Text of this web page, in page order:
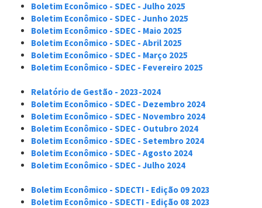
Boletim Econômico - SDEC - Julho 2025
Boletim Econômico - SDEC - Junho 2025
Boletim Econômico - SDEC - Maio 2025
Boletim Econômico - SDEC - Abril 2025
Boletim Econômico - SDEC - Março 2025
Boletim Econômico - SDEC - Fevereiro 2025
Relatório de Gestão - 2023-2024
Boletim Econômico - SDEC - Dezembro 2024
Boletim Econômico - SDEC - Novembro 2024
Boletim Econômico - SDEC - Outubro 2024
Boletim Econômico - SDEC - Setembro 2024
Boletim Econômico - SDEC - Agosto 2024
Boletim Econômico - SDEC - Julho 2024
Boletim Econômico - SDECTI - Edição 09 2023
Boletim Econômico - SDECTI - Edição 08 2023